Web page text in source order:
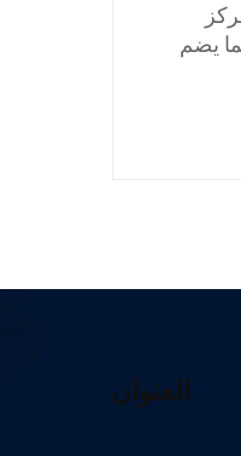
يضم
العنوان